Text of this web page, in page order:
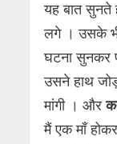
यह बात
लगे । उसके
घटना सुनकर
उसने हाथ
मांगी । और
मैं एक माँ